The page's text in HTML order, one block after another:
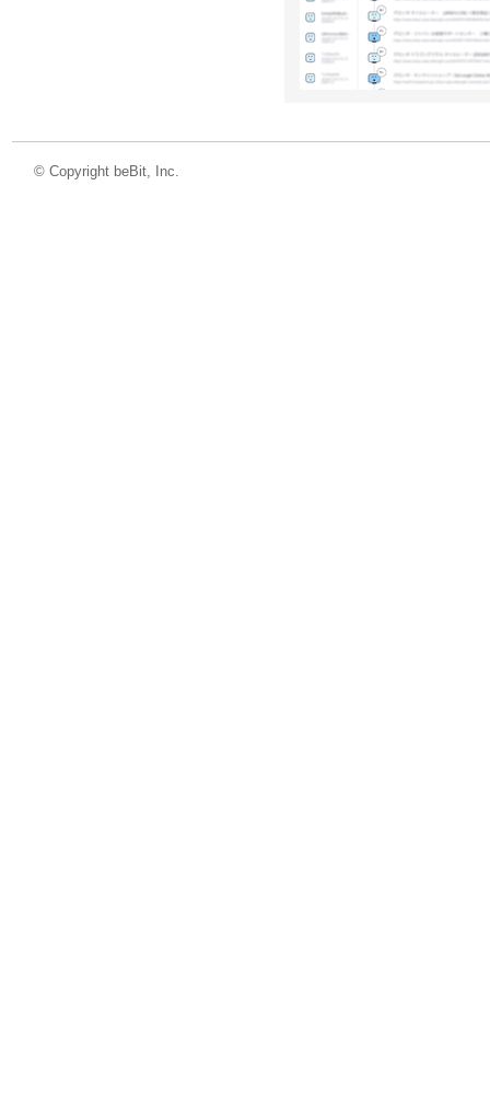
© Copyright beBit, Inc.